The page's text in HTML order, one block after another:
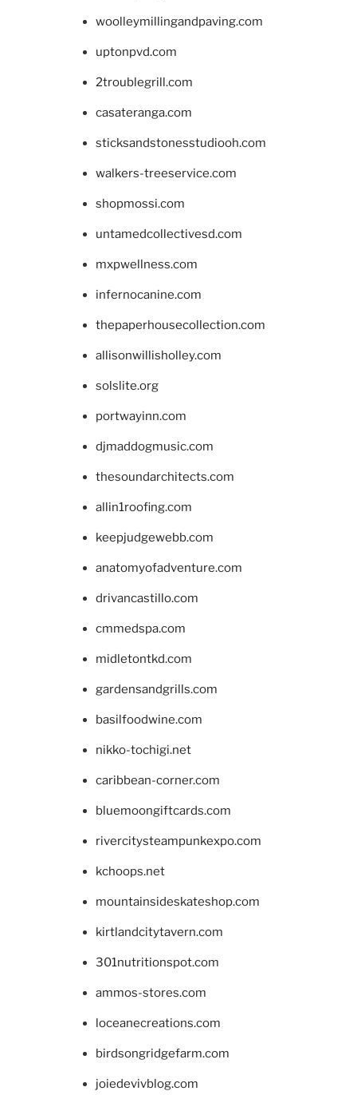
woolleymillingandpaving.com
uptonpvd.com
2troublegrill.com
casateranga.com
sticksandstonesstudiooh.com
walkers-treeservice.com
shopmossi.com
untamedcollectivesd.com
mxpwellness.com
infernocanine.com
thepaperhousecollection.com
allisonwillisholley.com
solslite.org
portwayinn.com
djmaddogmusic.com
thesoundarchitects.com
allin1roofing.com
keepjudgewebb.com
anatomyofadventure.com
drivancastillo.com
cmmedspa.com
midletontkd.com
gardensandgrills.com
basilfoodwine.com
nikko-tochigi.net
caribbean-corner.com
bluemoongiftcards.com
rivercitysteampunkexpo.com
kchoops.net
mountainsideskateshop.com
kirtlandcitytavern.com
301nutritionspot.com
ammos-stores.com
loceanecreations.com
birdsongridgefarm.com
joiedevivblog.com